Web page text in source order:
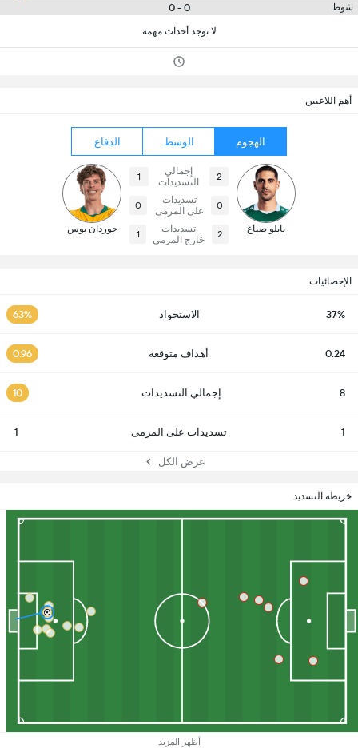
شوط 0 - 0
لا توجد أحداث مهمة
أهم اللاعبين
الهجوم الوسط الدفاع
بابلو صباغ
2
إجمالي
التسديدات
1
0
تسديدات
على المرمى
0
2
تسديدات
خارج المرمى
1 جوردان بوس
الإحصائيات
37% الاستحواذ 63%
0.24 أهداف متوقعة 0.96
8 إجمالي التسديدات 10
1 تسديدات على المرمى 1
عرض الكل
خريطة التسديد
أظهر المزيد